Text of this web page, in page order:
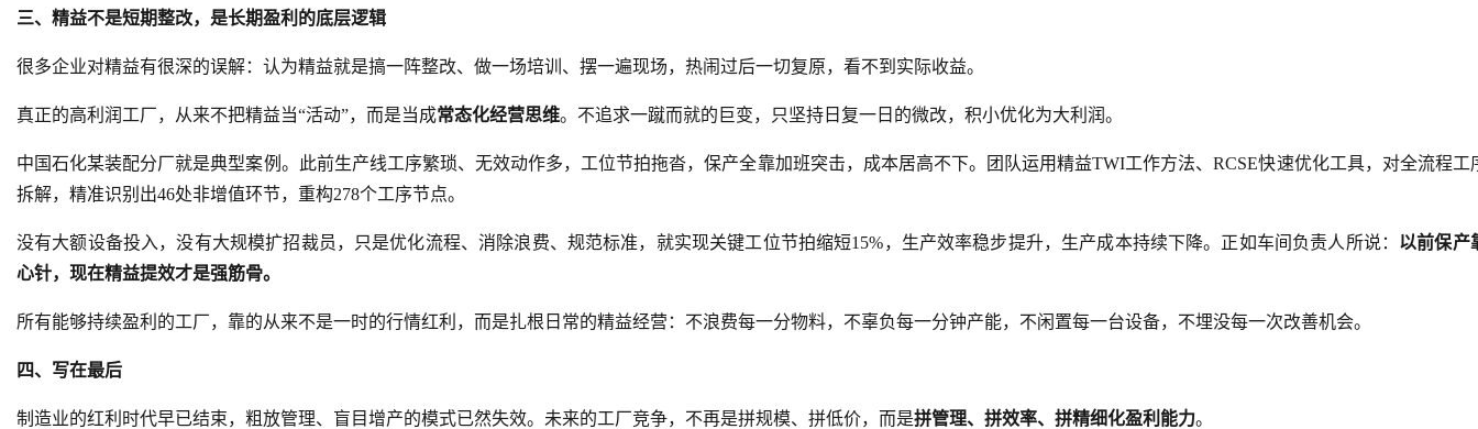
三、精益不是短期整改，是长期盈利的底层逻辑
很多企业对精益有很深的误解：认为精益就是搞一阵整改、做一场培训、摆一遍现场，热闹过后一切复原，看不到实际收益。
真正的高利润工厂，从来不把精益当“活动”，而是当成常态化经营思维。不追求一蹴而就的巨变，只坚持日复一日的微改，积小优化为大利润。
中国石化某装配分厂就是典型案例。此前生产线工序繁琐、无效动作多，工位节拍拖沓，保产全靠加班突击，成本居高不下。团队运用精益TWI工作方法、RCSE快速优化工具，对全流程工
拆解，精准识别出46处非增值环节，重构278个工序节点。
没有大额设备投入，没有大规模扩招裁员，只是优化流程、消除浪费、规范标准，就实现关键工位节拍缩短15%，生产效率稳步提升，生产成本持续下降。正如车间负责人所说： 以前保产
心针，现在精益提效才是强筋骨。
所有能够持续盈利的工厂，靠的从来不是一时的行情红利，而是扎根日常的精益经营：不浪费每一分物料，不辜负每一分钟产能，不闲置每一台设备，不埋没每一次改善机会。
四、写在最后
制造业的红利时代早已结束，粗放管理、盲目增产的模式已然失效。未来的工厂竞争，不再是拼规模、拼低价，而是拼管理、拼效率、拼精细化盈利能力。